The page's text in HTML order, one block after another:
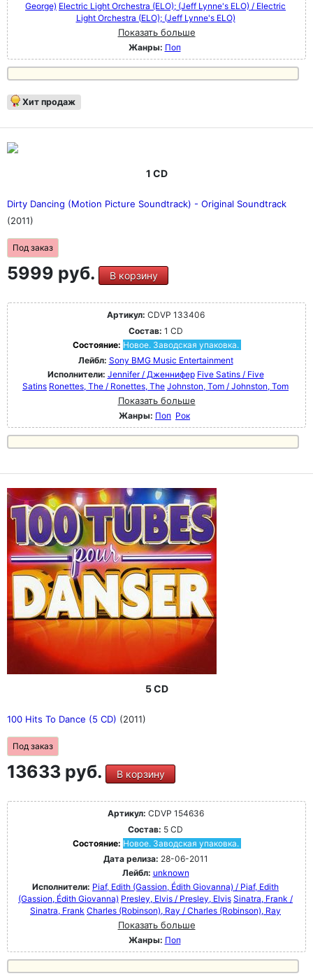
George) Electric Light Orchestra (ELO); (Jeff Lynne's ELO) / Electric
Light Orchestra (ELO); (Jeff Lynne's ELO)
Показать больше
Жанры: Поп
Хит продаж
1 CD
Dirty Dancing (Motion Picture Soundtrack) - Original Soundtrack
(2011)
Под заказ
5999 руб. В корзину
Артикул: CDVP 133406
Состав: 1 CD
Состояние: Новое. Заводская упаковка.
Лейбл: Sony BMG Music Entertainment
Исполнители: Jennifer / Дженнифер Five Satins / Five
Satins Ronettes, The / Ronettes, The Johnston, Tom / Johnston, Tom
Показать больше
Жанры: Поп Рок
5 CD
100 Hits To Dance (5 CD) (2011)
Под заказ
13633 руб. В корзину
Артикул: CDVP 154636
Состав: 5 CD
Состояние: Новое. Заводская упаковка.
Дата релиза: 28-06-2011
Лейбл: unknown
Исполнители: Piaf, Edith (Gassion, Édith Giovanna) / Piaf, Edith
(Gassion, Édith Giovanna) Presley, Elvis / Presley, Elvis Sinatra, Frank /
Sinatra, Frank Charles (Robinson), Ray / Charles (Robinson), Ray
Показать больше
Жанры: Поп